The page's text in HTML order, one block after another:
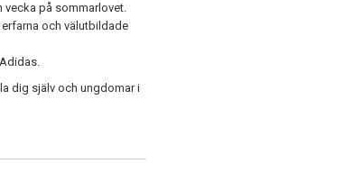
vecka på sommarlovet.
och välutbildade
dig själv och ungdomar i